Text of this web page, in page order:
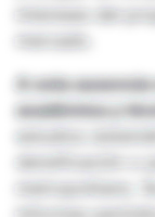
intereses del
mercado.
A esta
académica y
estudios
densificación o
metropolitano.